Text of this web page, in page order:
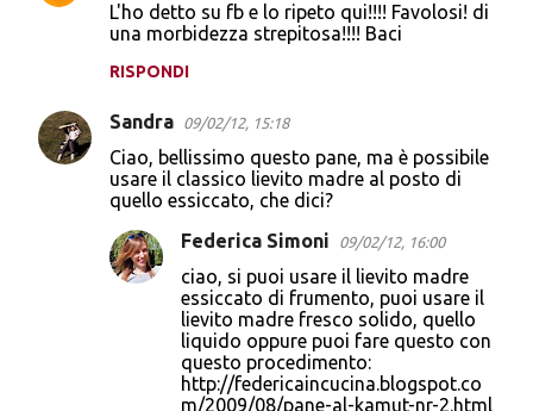
L'ho detto su fb e lo ripeto qui!!!! Favolosi! di
una morbidezza strepitosa!!!! Baci
RISPONDI
Sandra 09/02/12, 15:18
Ciao, bellissimo questo pane, ma è possibile
usare il classico lievito madre al posto di
quello essiccato, che dici?
Federica Simoni
09/02/12, 16:00
ciao, si puoi usare il lievito madre
essiccato di frumento, puoi usare il
lievito madre fresco solido, quello
liquido oppure puoi fare questo con
questo procedimento:
http://federicaincucina.blogspot.co
m/2009/08/pane-al-kamut-nr-2.html